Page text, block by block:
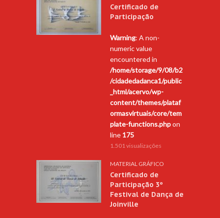
Certificado de
Participação
Warning: A non-
numeric value
encountered in
/home/storage/9/08/b2
/cidadedadanca1/public
_html/acervo/wp-
content/themes/plataf
ormasvirtuais/core/tem
plate-functions.phpon
line 175
1.501 visualizações
MATERIAL GRÁFICO
Certificado de
Participação 3º
Festival de Dança de
Joinville